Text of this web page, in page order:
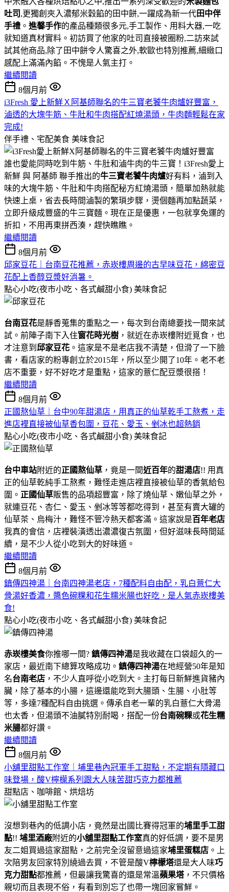
吐司 ,更獨創夾入濃郁米穀餡的田中餅,一躍成為新一代田中伴
手禮 。 進馨手作的產品種類很多元,手工製作、用料大器,一吃
就知道真材實料。初訪買了他家的吐司直接被圈粉,二訪來試
試其他商品,除了田中餅令人驚喜之外,軟歐也特別推薦,細緻口
感配上滿滿內餡。不愧是人氣主打。
繼續閱讀
8個月前
i3Fresh 愛上新鮮Ｘ阿基師聯名的牛三寶老饕牛肉爐好豐富，
滷透的大塊牛筋、牛肚和牛肉搭配紅燒湯頭，牛肉麵輕鬆在家
完成!
伴手禮、宅配美食 美味食記
誰也愛能同時吃到牛筋、牛肚和滷牛肉的牛三寶！i3Fresh愛上
新鮮 與 阿基師 聯手推出的牛三寶老饕牛肉爐好有料，滷到入
味的大塊牛筋、牛肚和牛肉搭配秘方紅燒湯頭，簡單加熱就能
快速上桌，省去長時間滷製的繁瑣步驟，燙個麵再加點蔬菜，
立即升級成豐盛的牛三寶麵。現在正是優惠，一包就享免運的
折扣，不用再東拼西湊，趕快瞧瞧。
繼續閱讀
8個月前
邱家豆花｜台南豆花推薦，赤崁樓周邊的古早味豆花，綿密豆
花配上香醇豆漿好消暑。
點心小吃(夜市小吃、各式鹹甜小食) 美味食記
台南豆花是靜香蒐集的重點之一，每次到台南總要找一間來試
試。前陣子南下入住窗花時光樹 ，就近在赤崁樓附近覓食，也
才注意到 邱家豆花 。這家是不是老店我不清楚，但滑了一下臉
書，看店家的粉專創立於2015年，所以至少開了10年。老不老
店不重要，好不好吃才是重點，這家的薏仁配豆漿很搭！
繼續閱讀
8個月前
正國熬仙草｜台中90年甜湯店，用真正的仙草乾手工熬煮，走
進店裡直接被仙草香包圍，豆花、愛玉、剉冰也超熱銷
點心小吃(夜市小吃、各式鹹甜小食) 美味食記
台中車站附近的正國熬仙草 ，竟是一間近百年的甜湯店!! 用真
正的仙草乾純手工熬煮，難怪走進店裡直接被仙草的香氣給包
圍。 正國仙草販售的品項超豐富，除了燒仙草、嫩仙草之外，
就連豆花、杏仁、愛玉、剉冰等等都吃得到，甚至有賣大罐的
仙草茶、烏梅汁，難怪不管冷熱天都客滿。這家說是百年老店
我真的會信，店裡裝潢透出濃濃復古氛圍，但好滋味長時間延
續，是不少人從小吃到大的好味道。
繼續閱讀
8個月前
鎮傳四神湯｜台南四神湯老店，7種配料自由配，乳白薏仁大
骨湯好香濃，醬色碗粿和花生糯米腸也好吃，是人氣赤崁樓美
食!
點心小吃(夜市小吃、各式鹹甜小食) 美味食記
赤崁樓美食你推哪一間? 鎮傳四神湯是我收藏在口袋超久的一
家店，最近南下總算攻略成功。 鎮傳四神湯在地經營50年是知
名台南老店 ，不少人直呼從小吃到大。主打每日新鮮進貨豬內
臟，除了基本的小腸，這邊還能吃到大腸頭、生腸、小肚等
等，多達7種配料自由挑選。傳承自老一輩的乳白薏仁大骨湯
也太香，但湯頭不油膩特別耐喝，搭配一份台南碗粿或花生糯
米腸都好讚。
繼續閱讀
8個月前
小舖里甜點工作室｜埔里巷內冠軍手工甜點，不定期有隱藏口
味登場，酸V檸檬系列跟大人味苦甜巧克力都推薦
甜點店、咖啡館、烘焙坊
沒想到巷內的低調小店，竟然是出國比賽得冠軍的埔里手工甜
點!! 埔里酒廠附近的小舖里甜點工作室真的好低調，要不是男
友二姐買過這家甜點，之前完全沒留意過這家埔里蛋糕店 。上
次陪男友回家特別繞過去買，不管是酸V檸檬塔還是大人味巧
克力甜點都推薦，但最讓我驚喜的還是常溫蘋果塔 ，不只價格
親切而且表現不俗，有看到別忘了也帶一塊回家嘗鮮。